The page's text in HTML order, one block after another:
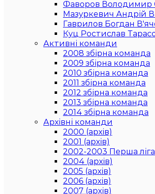
Фаворов Володимир
Мазуркевич Андрій
Гаврилов Богдан
Куц Ростислав
Активні команди
2008 збірна команда
2009 збірна команда
2010 збірна команда
2011 збірна команда
2012 збірна команда
2013 збірна команда
2014 збірна команда
Архівні команди
2000 (архів)
2001 (архів)
2002-2003 Перша ліга
2004 (архів)
2005 (архів)
2006 (архів)
2007 (архів)